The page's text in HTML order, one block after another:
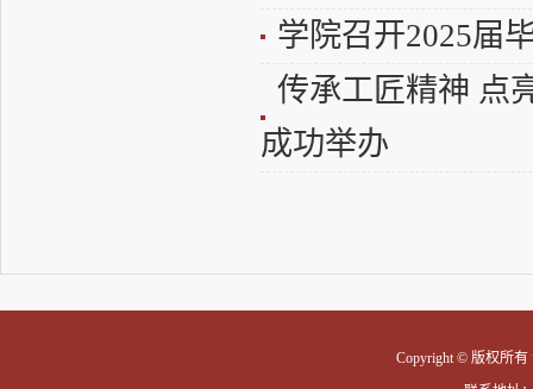
学院召开2025届
传承工匠精神 点
成功举办
Copyright © 版权所